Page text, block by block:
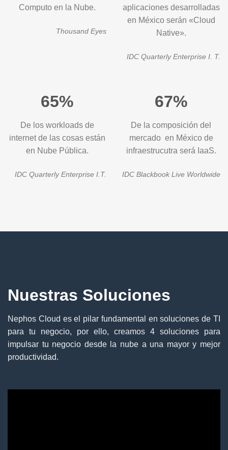
Computo en la Nube.
Thousand Eyes
aplicaciones desarrolladas
en México serán «Cloud
Native».
IDC Quarterly Enterprise I. T.
65%
De los workloads de
internet de las cosas están
en Nube Pública.
IDC Quarterly Enterprise I.T.
67%
De la composición del
mercado en México de
infraestrucutra será IaaS.
IDC Blackbook Live Worldwide
Nuestras Soluciones
Nephos Cloud es el pilar fundamental en soluciones de TI
para tu negocio, por ello, creamos 4 soluciones para
impulsar tu negocio desde la nube a una mayor y mejor
productividad.